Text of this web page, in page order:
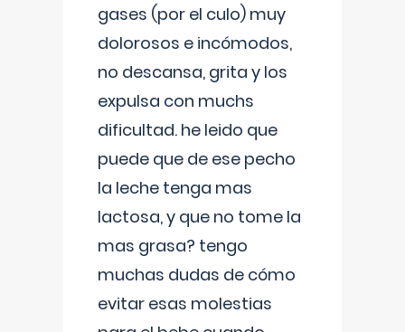
gases (por el culo) muy
dolorosos e incómodos,
no descansa, grita y los
expulsa con muchs
dificultad. he leido que
puede que de ese pecho
la leche tenga mas
lactosa, y que no tome la
mas grasa? tengo
muchas dudas de cómo
evitar esas molestias